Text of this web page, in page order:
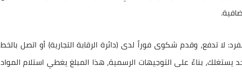
الوكيل أكثر من 1000 دينار للفرد: لا تدفع، وقدم شكوى فوراً لدى (دائرة الرقابة التجارية) أو اتصل بالخط
يستغلك، بناءً على التوجيهات الرسمية، هذا المبلغ يغطي استلام المواد